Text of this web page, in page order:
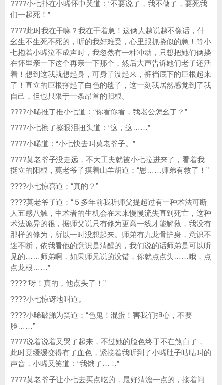
????小七扑在小晞怀中哭道：“不要说了，我不做了，要死我
们一起死！”
????此时我在干嘛？我在干着急！这俩人越说越不像话，什
幺生不生死不死的，听的我好难受，心里跟抓挠似的急！等小
七抱着小晞泣不成声时，我忽然有一种冲动，只想把她们俩搂
在怀里亲一下这个再亲一下那个，然后大声告诉她们老子还活
着！想到这我就想起身，可身子没起来，裤裆底下的巨根起来
了！直立的巨根撑起了白色的毯子，这一刻我居然感觉到了我
自己，但也只限于一条昂首的阳根。
????小晞推了推小七道：“你看你看，我老公怎幺了？”
????小七擦了擦眼泪扭头道：“这，这……”
????小晞道：“小七快去叫莫老爷子。”
????莫老爷子没走远，不大工夫就被小七拉进来了，看着我
挺立的阳根，莫老爷子摸着山羊胡道：“恩……师弟有救了！”
????小七惊喜道；“真的？”
????莫老爷子道：“５多年前我听师父提起过有一种术法可断
人五感八触，中术者的生机会在未来慢慢流失直到死亡，这种
术法诡异的很，据师父说只有修为更高一线才能解救，我没有
那样的修为，所以一时没想起来。师弟有九龙骨护身，意识不
迷不断，依我看他的意识是清醒的，我们说的话师弟是可以听
见的……师弟啊，如果师兄说的没错，你就点点头……哦，点
点龙根……”
????“呀！真的，他点头了！”
????小七惊讶地叫道。
????小晞破涕为笑道：“色鬼！混蛋！害我们担心，不要
脸……”
????说着说着又哭了起来，不过她的脸色终于不在煞白了，
此时竟缓缓变得有了血色，紧接着我听到了小晞肚子咕咕叫的
声音，小晞又笑道：“我饿了……”
????莫老爷子让小七去买点吃的，最好清澹一点的，接着问